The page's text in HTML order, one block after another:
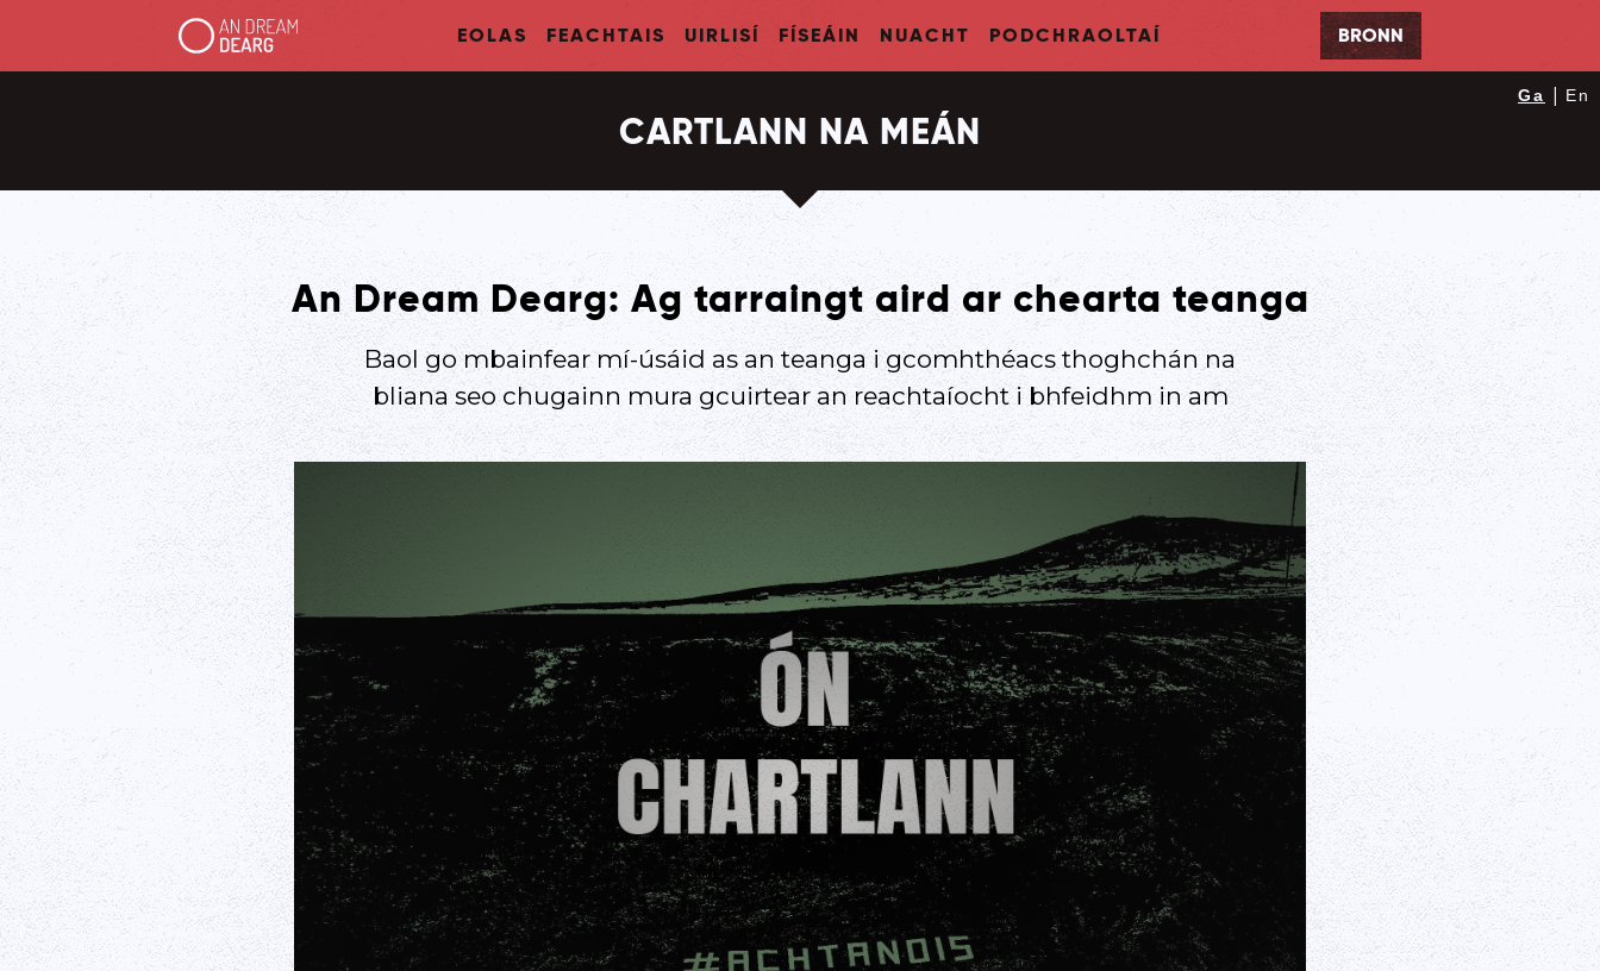
EOLAS FEACHTAIS UIRLISÍ FÍSEÁIN NUACHT PODCHRAOLTAÍ BRONN
CARTLANN NA MEÁN
An Dream Dearg: Ag tarraingt aird ar chearta teanga
Baol go mbainfear mí-úsáid as an teanga i gcomhthéacs thoghchán na
bliana seo chugainn mura gcuirtear an reachtaíocht i bhfeidhm in am
Ga En